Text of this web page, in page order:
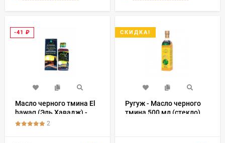
-41 ₽
Масло черного тмина El
hawag (Эль Хавадж) -
Речь посланников 125
2
СКИДКА!
Ругуж - Масло черного
тмина 500 мл (стекло)